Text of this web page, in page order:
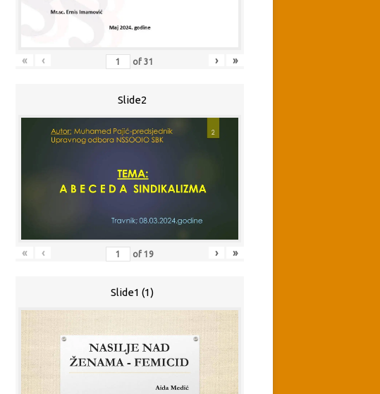
« ‹ of 31 › »
Slide2
« ‹ of 19 › »
Slide1 (1)